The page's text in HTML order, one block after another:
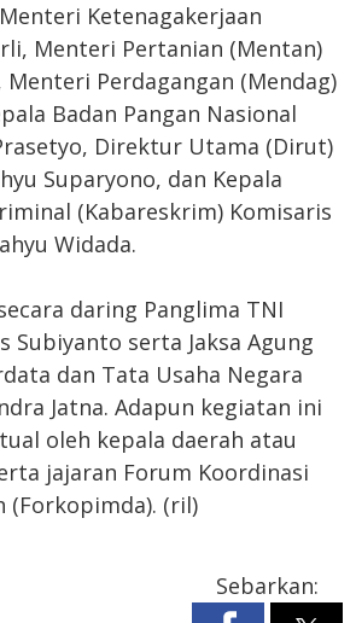
Ketenagakerjaan
Menteri Pertanian (Mentan)
Menteri Perdagangan (Mendag)
Badan Pangan Nasional
Direktur Utama (Dirut)
Suparyono, dan Kepala
(Kabareskrim) Komisaris
Widada.
daring Panglima TNI
Subiyanto serta Jaksa Agung
dan Tata Usaha Negara
Jatna. Adapun kegiatan ini
oleh kepala daerah atau
jajaran Forum Koordinasi
(Forkopimda). (ril)
Sebarkan: